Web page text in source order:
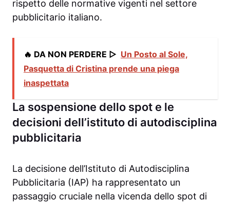
rispetto delle normative vigenti nel settore
pubblicitario italiano.
🔥 DA NON PERDERE ▷ Un Posto al Sole,
Pasquetta di Cristina prende una piega
inaspettata
La sospensione dello spot e le
decisioni dell’istituto di autodisciplina
pubblicitaria
La decisione dell’Istituto di Autodisciplina
Pubblicitaria (IAP) ha rappresentato un
passaggio cruciale nella vicenda dello spot di